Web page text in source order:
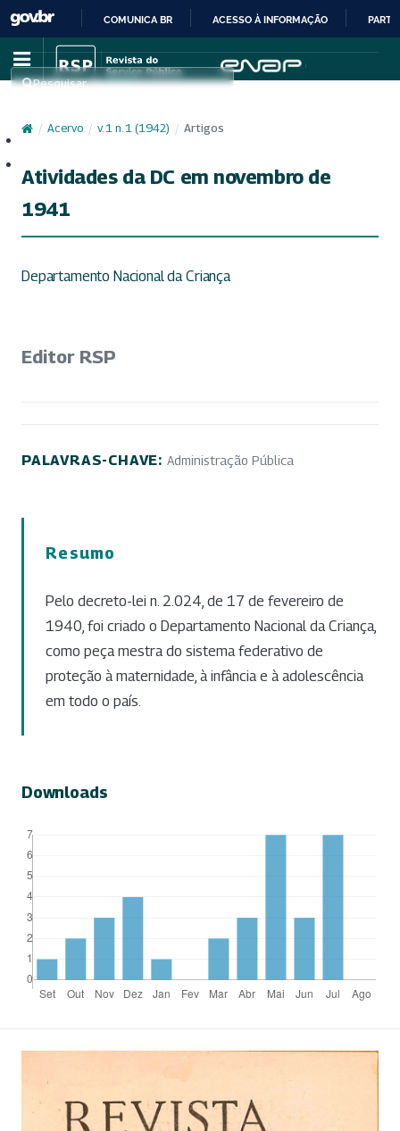
IR
PARA
CONTEÚDO
COMUNICA BR ACESSO À INFORMAÇÃO
Pesquisar
/ Acervo / v. 1 n. 1 (1942) / Artigos
Atividades da DC em novembro de
1941
Departamento Nacional da Criança
Editor RSP
PALAVRAS-CHAVE: Administração Pública
Resumo
Pelo decreto-lei n. 2.024, de 17 de fevereiro de
1940, foi criado o Departamento Nacional da Criança,
como peça mestra do sistema federativo de
proteção à maternidade, à infância e à adolescência
em todo o país.
Downloads